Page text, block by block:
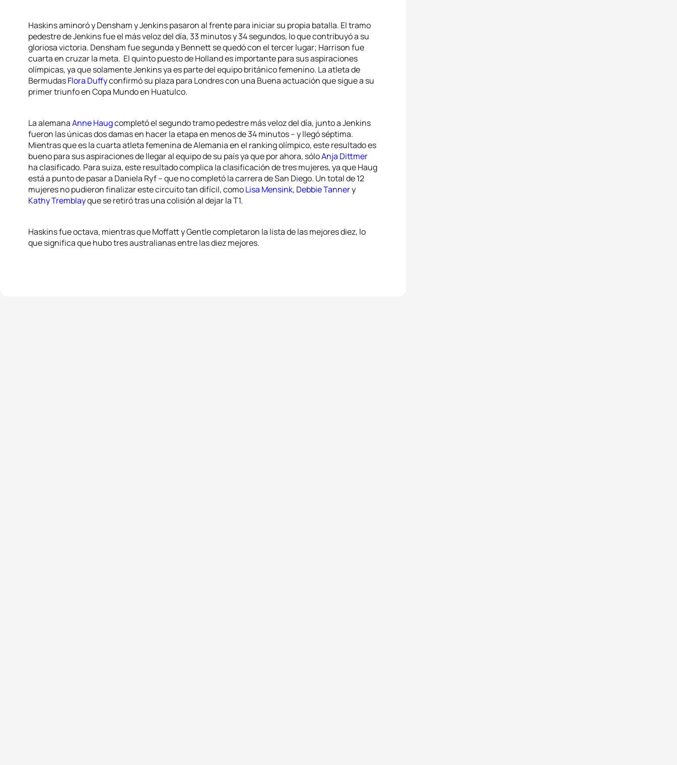
Haskins aminoró y Densham y Jenkins pasaron al frente para iniciar su propia batalla. El tramo
pedestre de Jenkins fue el más veloz del día, 33 minutos y 34 segundos, lo que contribuyó a su
gloriosa victoria. Densham fue segunda y Bennett se quedó con el tercer lugar; Harrison fue
cuarta en cruzar la meta. El quinto puesto de Holland es importante para sus aspiraciones
olímpicas, ya que solamente Jenkins ya es parte del equipo británico femenino. La atleta de
BermudasFlora Duffyconfirmó su plaza para Londres con una Buena actuación que sigue a su
primer triunfo en Copa Mundo en Huatulco.
La alemanaAnne Haugcompletó el segundo tramo pedestre más veloz del día, junto a Jenkins
fueron las únicas dos damas en hacer la etapa en menos de 34 minutos – y llegó séptima.
Mientras que es la cuarta atleta femenina de Alemania en el ranking olímpico, este resultado es
bueno para sus aspiraciones de llegar al equipo de su país ya que por ahora, sóloAnja Dittmer
ha clasificado. Para suiza, este resultado complica la clasificación de tres mujeres, ya que Haug
está a punto de pasar a Daniela Ryf – que no completó la carrera de San Diego. Un total de 12
mujeres no pudieron finalizar este circuito tan difícil, comoLisa Mensink, Debbie Tannery
Kathy Tremblayque se retiró tras una colisión al dejar la T1.
Haskins fue octava, mientras que Moffatt y Gentle completaron la lista de las mejores diez, lo
que significa que hubo tres australianas entre las diez mejores.